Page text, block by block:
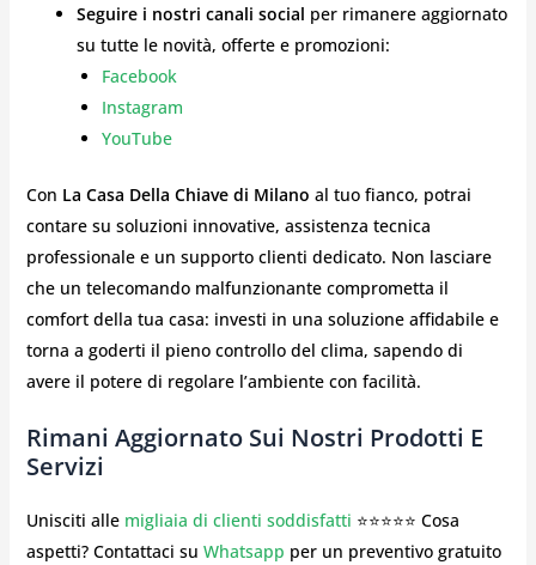
Seguire i nostri canali social per rimanere aggiornato
su tutte le novità, offerte e promozioni:
Facebook
Instagram
YouTube
Con La Casa Della Chiave di Milano al tuo fianco, potrai
contare su soluzioni innovative, assistenza tecnica
professionale e un supporto clienti dedicato. Non lasciare
che un telecomando malfunzionante comprometta il
comfort della tua casa: investi in una soluzione affidabile e
torna a goderti il pieno controllo del clima, sapendo di
avere il potere di regolare l’ambiente con facilità.
Rimani Aggiornato Sui Nostri Prodotti E
Servizi
Unisciti alle migliaia di clienti soddisfatti ⭐⭐⭐⭐⭐ Cosa
aspetti? Contattaci su Whatsapp per un preventivo gratuito